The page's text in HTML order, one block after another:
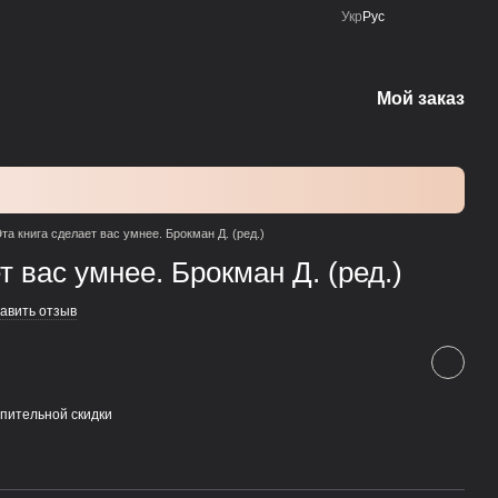
Укр Рус
Мой заказ
книга сделает вас умнее. Брокман Д. (ред.)
вас умнее. Брокман Д. (ред.)
отзыв
скидки